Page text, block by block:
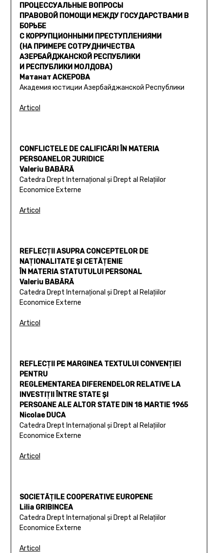
ПРОЦЕССУАЛЬНЫЕ ВОПРОСЫ
ПРАВОВОЙ ПОМОЩИ МЕЖДУ ГОСУДАРСТВАМИ В
БОРЬБЕ
С КОРРУПЦИОННЫМИ ПРЕСТУПЛЕНИЯМИ
(НА ПРИМЕРЕ СОТРУДНИЧЕСТВА
АЗЕРБАЙДЖАНСКОЙ РЕСПУБЛИКИ
И РЕСПУБЛИКИ МОЛДОВА)
Матанат АСКЕРОВА
Академия юстиции Азербайджанской Республики
Articol
CONFLICTELE DE CALIFICĂRI ÎN MATERIA
PERSOANELOR JURIDICE
Valeriu BABĂRĂ
Catedra Drept Internaţional şi Drept al Relaţiilor
Economice Externe
Articol
REFLECŢII ASUPRA CONCEPTELOR DE
NAŢIONALITATE ŞI CETĂŢENIE
ÎN MATERIA STATUTULUI PERSONAL
Valeriu BABĂRĂ
Catedra Drept Internaţional şi Drept al Relaţiilor
Economice Externe
Articol
REFLECŢII PE MARGINEA TEXTULUI CONVENŢIEI
PENTRU
REGLEMENTAREA DIFERENDELOR RELATIVE LA
INVESTIŢII ÎNTRE STATE ŞI
PERSOANE ALE ALTOR STATE DIN 18 MARTIE 1965
Nicolae DUCA
Catedra Drept Internaţional şi Drept al Relaţiilor
Economice Externe
Articol
SOCIETĂŢILE COOPERATIVE EUROPENE
Lilia GRIBINCEA
Catedra Drept Internaţional şi Drept al Relaţiilor
Economice Externe
Articol